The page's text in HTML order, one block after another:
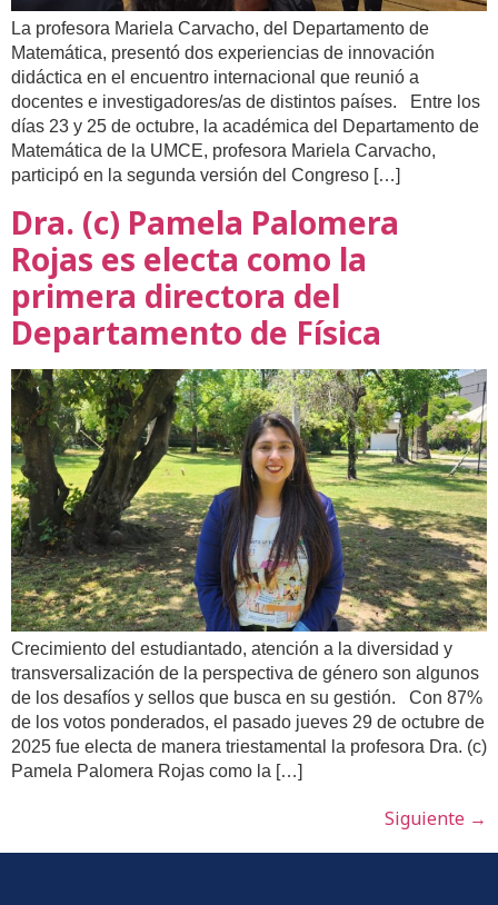
La profesora Mariela Carvacho, del Departamento de
Matemática, presentó dos experiencias de innovación
didáctica en el encuentro internacional que reunió a
docentes e investigadores/as de distintos países. Entre los
días 23 y 25 de octubre, la académica del Departamento de
Matemática de la UMCE, profesora Mariela Carvacho,
participó en la segunda versión del Congreso […]
Dra. (c) Pamela Palomera
Rojas es electa como la
primera directora del
Departamento de Física
Crecimiento del estudiantado, atención a la diversidad y
transversalización de la perspectiva de género son algunos
de los desafíos y sellos que busca en su gestión. Con 87%
de los votos ponderados, el pasado jueves 29 de octubre de
2025 fue electa de manera triestamental la profesora Dra. (c)
Pamela Palomera Rojas como la […]
Siguiente →